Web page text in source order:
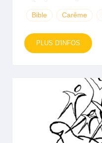
Bible Carême
PLUS D'INFOS